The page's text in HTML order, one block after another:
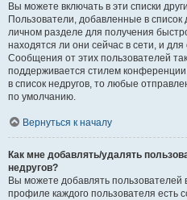
Вы можете включать в эти списки
Пользователи, добавленные в
личном разделе для получения
находятся ли они сейчас в сети, и
Сообщения от этих пользователей
поддерживается стилем
в список недругов, то любые
по умолчанию.
Вернуться к началу
Как мне добавлять/удалять
недругов?
Вы можете добавлять пользователей
профиле каждого пользователя есть